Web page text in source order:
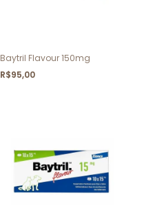
Baytril Flavour 150mg
R$95,00